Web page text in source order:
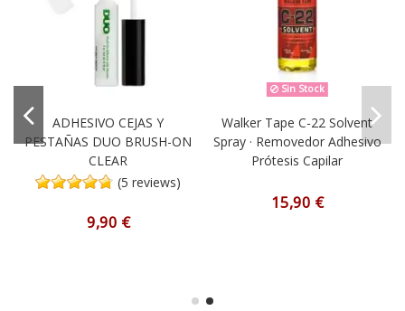
ADHESIVO CEJAS Y
PESTAÑAS DUO BRUSH-ON
CLEAR
(5 reviews)
9,90 €
Sin Stock
Walker Tape C-22 Solvent
Spray · Removedor Adhesivo
Prótesis Capilar
15,90 €